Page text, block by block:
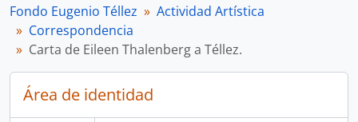
Fondo Eugenio Téllez
Actividad Artística
Correspondencia
Carta de Eileen Thalenberg a Téllez.
Área de identidad